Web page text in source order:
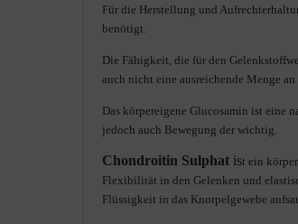
Für die Herstellung und
benötigt.
Die Fähigkeit, die für den
auch nicht eine ausreichende Menge
Das körpereigene Glucosamin ist eine
jedoch auch Bewegung der wichtig.
Chondroitin Sulphat ist ein
Flexibilität in den Gelenken und
Flüssigkeit in das Knorpelgewebe